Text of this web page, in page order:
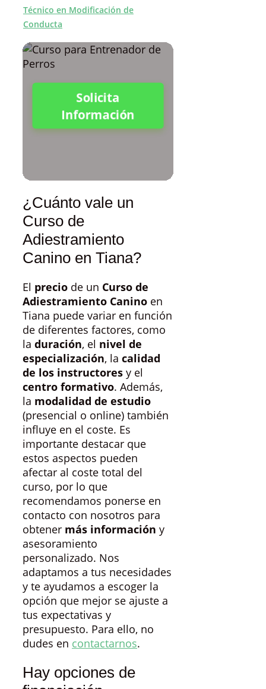
Técnico en Modificación de
Conducta
Solicita
Información
¿Cuánto vale un
Curso de
Adiestramiento
Canino en Tiana?
El precio de un Curso de
Adiestramiento Canino en
Tiana puede variar en función
de diferentes factores, como
la duración, el nivel de
especialización, la calidad
de los instructores y el
centro formativo. Además,
la modalidad de estudio
(presencial o online) también
influye en el coste. Es
importante destacar que
estos aspectos pueden
afectar al coste total del
curso, por lo que
recomendamos ponerse en
contacto con nosotros para
obtener más información y
asesoramiento
personalizado. Nos
adaptamos a tus necesidades
y te ayudamos a escoger la
opción que mejor se ajuste a
tus expectativas y
presupuesto. Para ello, no
dudes en contactarnos.
Hay opciones de